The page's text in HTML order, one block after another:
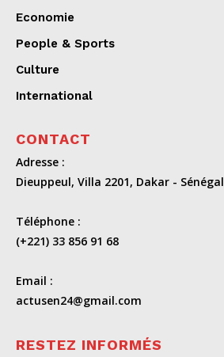
Economie
People & Sports
Culture
International
CONTACT
Adresse :
Dieuppeul, Villa 2201, Dakar - Sénégal
Téléphone :
(+221) 33 856 91 68
Email :
actusen24@gmail.com
RESTEZ INFORMÉS